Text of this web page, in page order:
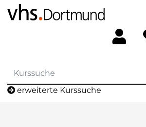
erweiterte Kurssuche